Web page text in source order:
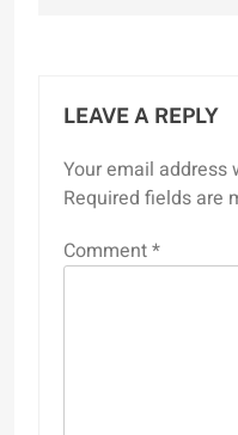
LEAVE A REPLY
Your email address
Required fields are
Comment*